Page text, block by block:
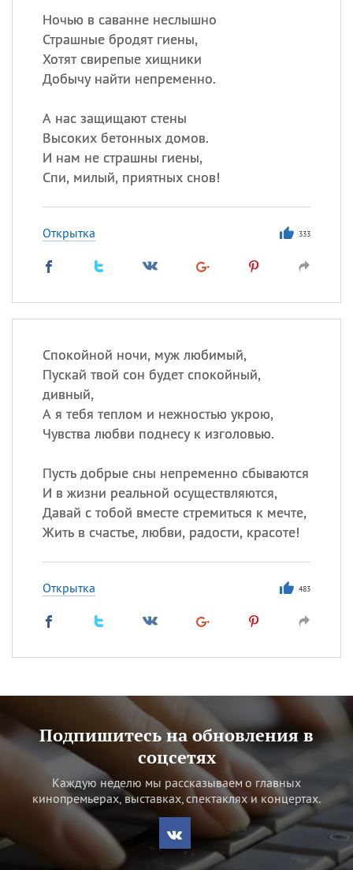
Ночью в саванне неслышно
Страшные бродят гиены,
Хотят свирепые хищники
Добычу найти непременно.
А нас защищают стены
Высоких бетонных домов.
И нам не страшны гиены,
Спи, милый, приятных снов!
Открытка 333
Спокойной ночи, муж любимый,
Пускай твой сон будет спокойный,
дивный,
А я тебя теплом и нежностью укрою,
Чувства любви поднесу к изголовью.
Пусть добрые сны непременно сбываются
И в жизни реальной осуществляются,
Давай с тобой вместе стремиться к мечте,
Жить в счастье, любви, радости, красоте!
Открытка 483
Подпишитесь на обновления в
соцсетях
Каждую неделю мы рассказываем о главных
кинопремьерах, выставках, спектаклях и концертах.